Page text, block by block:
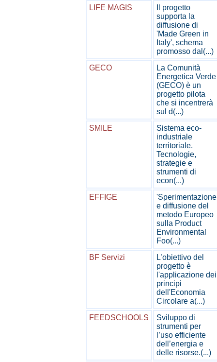
LIFE MAGIS
Il progetto
supporta la
diffusione di
'Made Green in
Italy', schema
promosso dal(...)
GECO
La Comunità
Energetica Verde
(GECO) è un
progetto pilota
che si incentrerà
sul d(...)
SMILE
Sistema eco-
industriale
territoriale.
Tecnologie,
strategie e
strumenti di
econ(...)
EFFIGE
'Sperimentazione
e diffusione del
metodo Europeo
sulla Product
Environmental
Foo(...)
BF Servizi
L’obiettivo del
progetto è
l'applicazione dei
principi
dell'Economia
Circolare a(...)
FEEDSCHOOLS
Sviluppo di
strumenti per
l’uso efficiente
dell’energia e
delle risorse.(...)